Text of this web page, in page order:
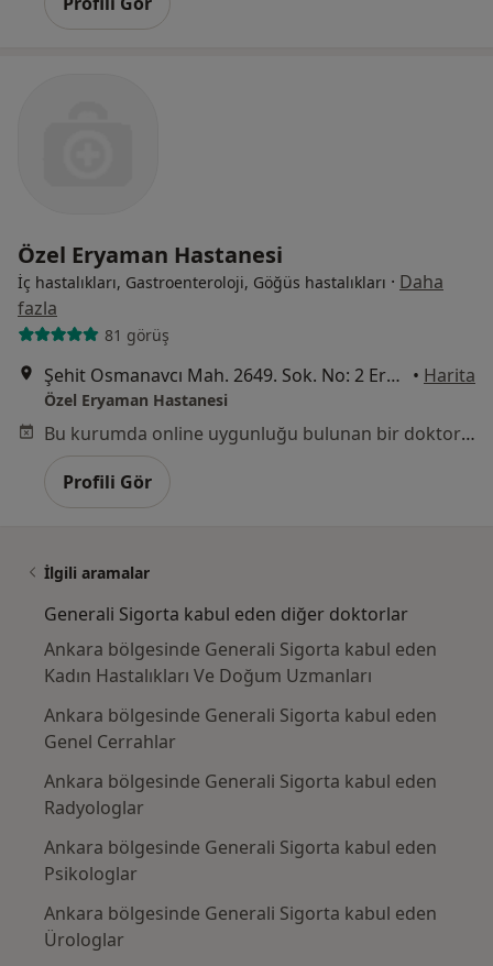
Özel Eryaman Hastanesi
İç hastalıkları, Gastroenteroloji, Göğüs hastalıkları · Daha
fazla
81 görüş
Şehit Osmanavcı Mah. 2649. Sok. No: 2 Eryaman (1.Etap), Etimesgut • Harita
Özel Eryaman Hastanesi
Bu kurumda online uygunluğu bulunan bir doktor veya uzman bulunamadı
Profili Gör
İlgili aramalar
Generali Sigorta kabul eden diğer doktorlar
Ankara bölgesinde Generali Sigorta kabul eden
Kadın Hastalıkları Ve Doğum Uzmanları
Ankara bölgesinde Generali Sigorta kabul eden
Genel Cerrahlar
Ankara bölgesinde Generali Sigorta kabul eden
Radyologlar
Ankara bölgesinde Generali Sigorta kabul eden
Psikologlar
Ankara bölgesinde Generali Sigorta kabul eden
Ürologlar